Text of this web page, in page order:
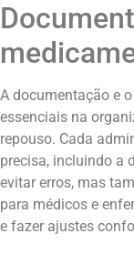
A documentação e
essenciais na
repouso. Cada
precisa, incluindo a
evitar erros, mas
para médicos e
e fazer ajustes